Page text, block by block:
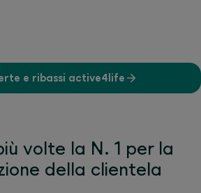
e ribassi active4life
volte la N. 1 per la
della clientela